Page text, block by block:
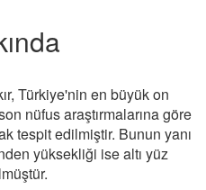
Türkiye'nin en büyük on
nüfus araştırmalarına göre
tespit edilmiştir. Bunun yanı
yüksekliği ise altı yüz